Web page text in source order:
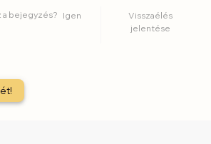
a bejegyzés? Igen
Visszaélés
jelentése